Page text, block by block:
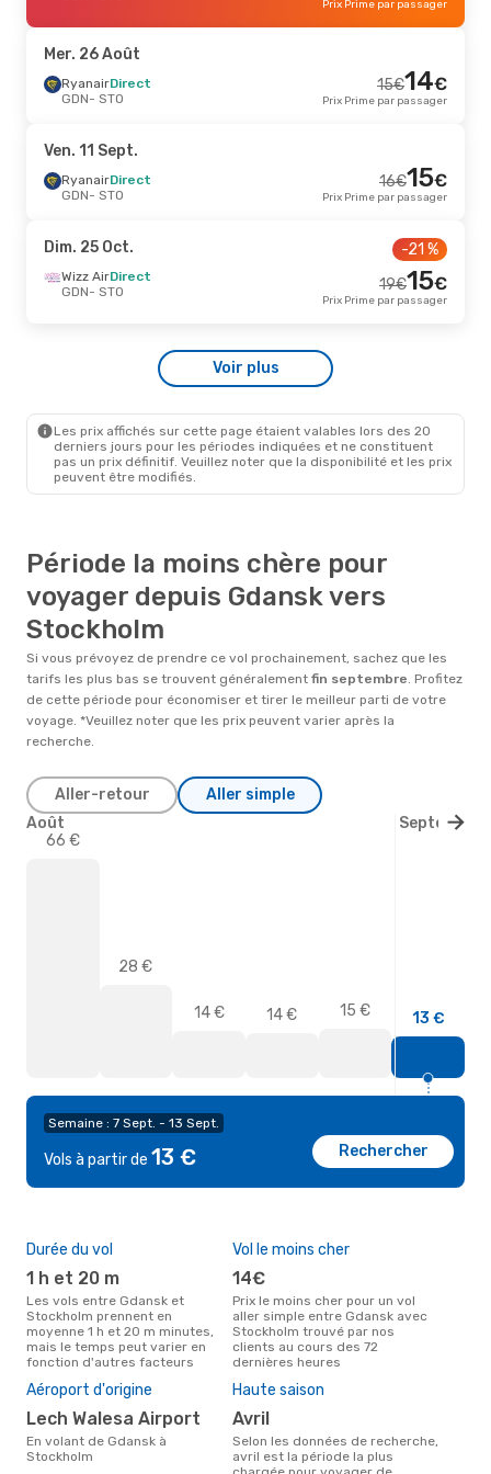
STO- GDN
27€
Prix Prime par passager
Lun. 26 Oct.- Sam. 31 Oct.
Ryanair Direct
STO- GDN
-16 %
37
Lun. 24 Août
GDN- STO
STO- GDN Prix Prime par passager
Prix Prime par passager
Mer. 26 Août
RyanairDirect
GDN- STO
15€14€
Prix Prime par passager
Ven. 11 Sept.
RyanairDirect
GDN- STO
16€15€
Prix Prime par passager
Dim. 25 Oct.
Wizz AirDirect
GDN- STO
-21 %
19€15€
Prix Prime par passager
Voir plus
Les prix affichés sur cette page étaient valables lors des 20
derniers jours pour les périodes indiquées et ne constituent
pas un prix définitif. Veuillez noter que la disponibilité et les prix
peuvent être modifiés.
Période la moins chère pour
voyager depuis Gdansk vers
Stockholm
Si vous prévoyez de prendre ce vol prochainement, sachez que les
tarifs les plus bas se trouvent généralement fin septembre. Profitez
de cette période pour économiser et tirer le meilleur parti de votre
voyage. *Veuillez noter que les prix peuvent varier après la
recherche.
Aller-retour Aller simple
Semaine : 7 Sept. - 13 Sept.
Vols à partir de 13 € Rechercher
66 €
28 €
14 € 14 € 15 € 13 €
Août Septembre
Durée du vol
1 h et 20 m
Les vols entre Gdansk et
Stockholm prennent en
moyenne 1 h et 20 m minutes,
mais le temps peut varier en
fonction d'autres facteurs
Vol le moins cher
14€
Prix le moins cher pour un vol
aller simple entre Gdansk avec
Stockholm trouvé par nos
clients au cours des 72
dernières heures
Aéroport d'origine
Lech Walesa Airport
En volant de Gdansk à
Stockholm
Haute saison
avril
Selon les données de recherche,
avril est la période la plus